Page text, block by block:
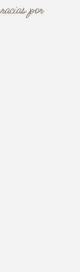
por